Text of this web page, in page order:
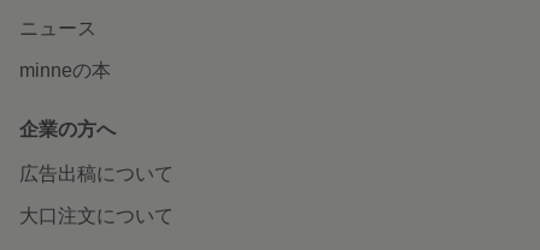
ニュース
minneの本
企業の方へ
広告出稿について
大口注文について